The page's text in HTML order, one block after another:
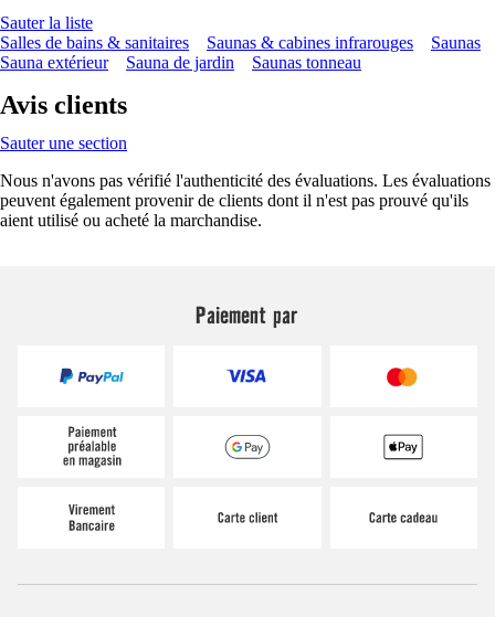
Sauter la liste
Salles de bains & sanitaires
Saunas & cabines infrarouges
Saunas
Sauna extérieur
Sauna de jardin Saunas tonneau
Avis clients
Sauter une section
Nous n'avons pas vérifié l'authenticité des évaluations. Les évaluations
peuvent également provenir de clients dont il n'est pas prouvé qu'ils
aient utilisé ou acheté la marchandise.
Paiement par